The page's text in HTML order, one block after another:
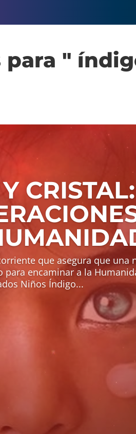
para "
CRISTAL:
que asegura que una
encaminar a la
Niños Índigo...